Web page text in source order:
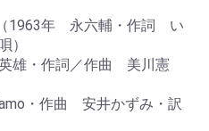
1963年 永六輔・作詞 い
）
雄・作詞／作曲 美川憲
・作曲 安井かずみ・訳